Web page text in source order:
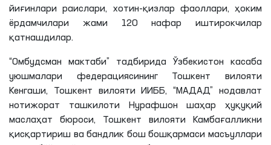
йиғинлари раислари, хотин-қизлар фаоллари, ҳоким
ёрдамчилари жами 120 нафар иштирокчилар
қатнашдилар.
“Омбудсман мактаби” тадбирида Ўзбекистон касаба
уюшмалари федерациясининг Тошкент вилояти
Кенгаши, Тошкент вилояти ИИББ, “МАДАД” нодавлат
нотижорат ташкилоти
Нурафшон шаҳар ҳуқуқий
маслаҳат бюроси, Тошкент вилояти Камбағалликни
қисқартириш ва бандлик бош бошқармаси масъуллари